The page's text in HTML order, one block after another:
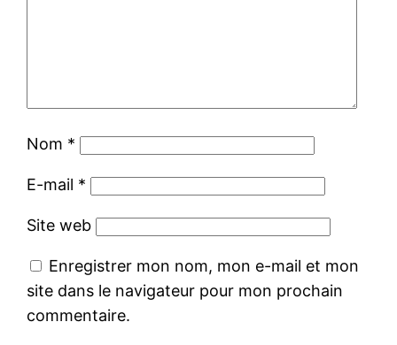
Nom *
E-mail *
Site web
Enregistrer mon nom, mon e-mail et mon
site dans le navigateur pour mon prochain
commentaire.